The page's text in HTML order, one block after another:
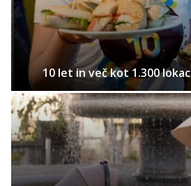
10 let in več kot 1.300